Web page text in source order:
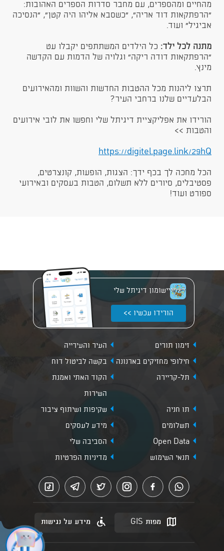
מהחיים ומהספרים, עם מחבר סדרות הספרים האהובות:
"הרפתקאות דוד אריה", "כשסבא אליהו היה קטן", "הנסיכה
אביגיל" ועוד.
מתנה לכל ילד: כל הילדים המשתתפים יקבלו עט
"הרפתקאות דודה ריקה" וגלויה של הדמות עם הקדשה
מינץ.
תרצו ליהנות מכל ההטבות החדשות והשוות ומהאירועים
הבלעדיים שלנו ברחבי העיר?
הורידו את אפליקציית דיגיתל שלי וחפשו את לובי אירועים
והטבות >>
https://digitel.page.link/29hQ​​
הכל מחכה לך בכף ידך: הצגות, הופעות, קונצרטים,
פסטיבלים, סיורים ללא תשלום, הטבות בעסקים ובאירועי
ספורט ועוד!
יישומון דיגיתל שלי
הורידו עכשיו >>
זימון תורים
העיר והעירייה
חילופי מחזיקים בארנונה
בקשה לביטול דוח
תל-קריירה
הקוד האתי ואמנת
השירות
תו חניה
שקיפות ושיתוף ציבור
תשלומים
מידע לעסקים
Open Data
הסביבה שלי
תנאי השימוש
מדיניות הפרטיות
מפות GIS מידע על נגישות